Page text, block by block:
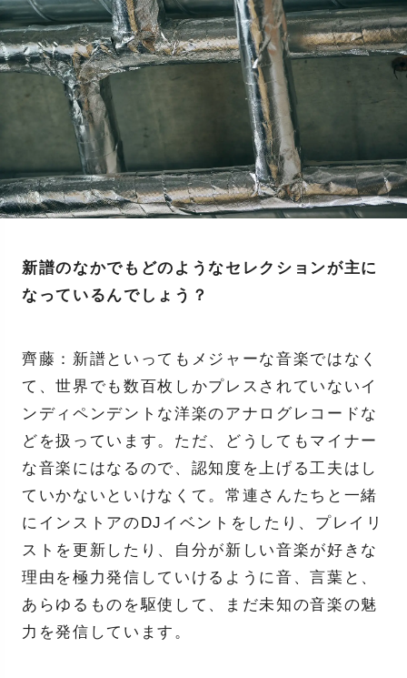
新譜のなかでもどのようなセレクションが主に
なっているんでしょう？
齊藤：新譜といってもメジャーな音楽ではなく
て、世界でも数百枚しかプレスされていないイ
ンディペンデントな洋楽のアナログレコードな
どを扱っています。ただ、どうしてもマイナー
な音楽にはなるので、認知度を上げる工夫はし
ていかないといけなくて。常連さんたちと一緒
にインストアのDJイベントをしたり、プレイリ
ストを更新したり、自分が新しい音楽が好きな
理由を極力発信していけるように音、言葉と、
あらゆるものを駆使して、まだ未知の音楽の魅
力を発信しています。